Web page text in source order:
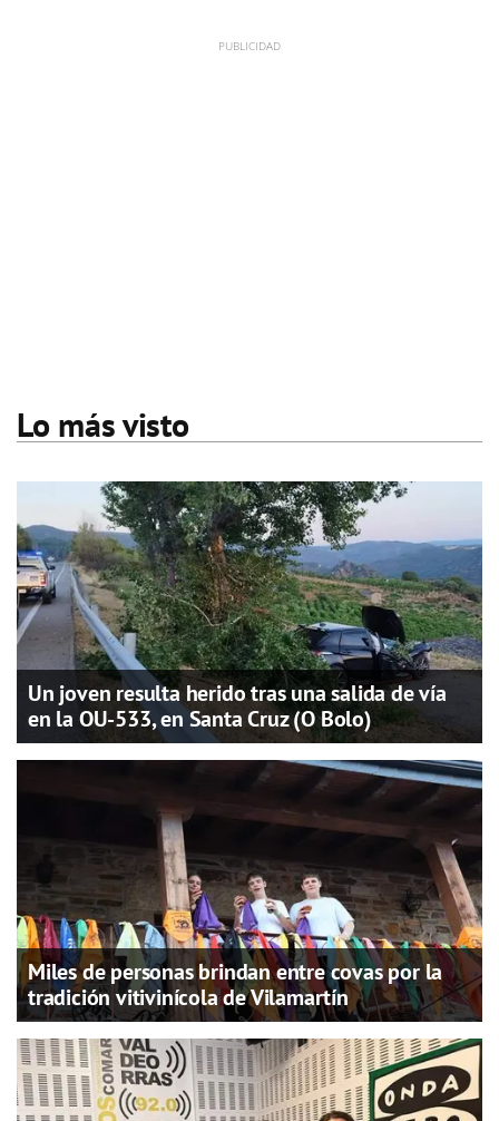
Lo más visto
Un joven resulta herido tras una salida de vía
en la OU-533, en Santa Cruz (O Bolo)
Miles de personas brindan entre covas por la
tradición vitivinícola de Vilamartín